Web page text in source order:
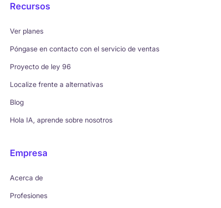
Recursos
Ver planes
Póngase en contacto con el servicio de ventas
Proyecto de ley 96
Localize frente a alternativas
Blog
Hola IA, aprende sobre nosotros
Empresa
Acerca de
Profesiones